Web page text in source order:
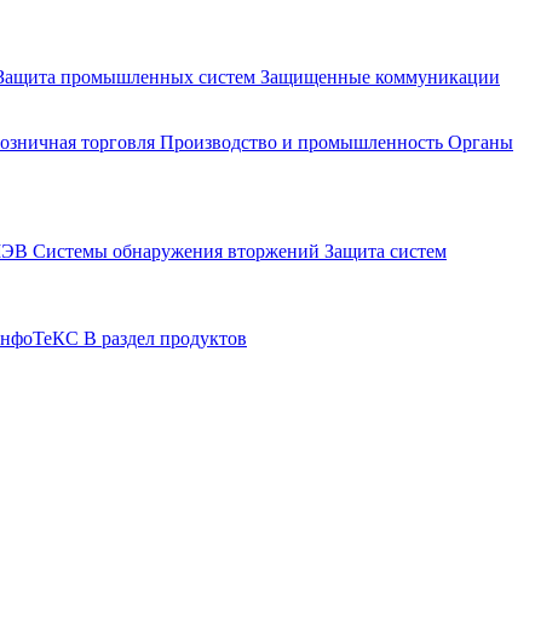
промышленных систем Защищенные коммуникации
торговля Производство и промышленность Органы
Системы обнаружения вторжений Защита систем
В раздел продуктов